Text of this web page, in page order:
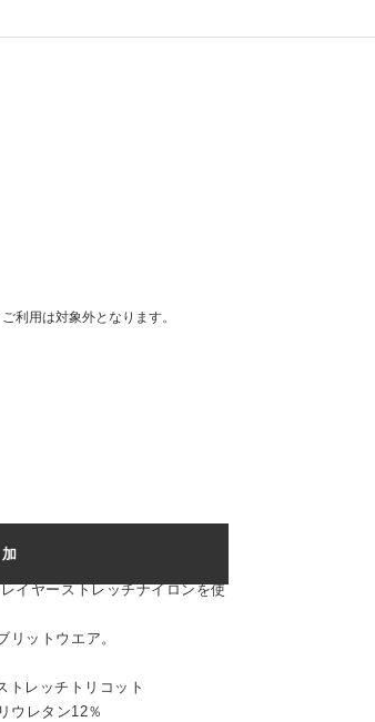
利用は対象外となります。
イヤーストレッチナイロンを使
リットウエア。
トレッチトリコット
ウレタン12％